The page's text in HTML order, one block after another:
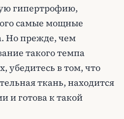
гипертрофию,
самые мощные
Но прежде, чем
такого темпа
убедитесь в том, что
ткань, находится
и готова к такой